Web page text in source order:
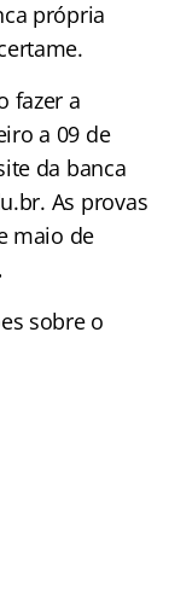
própria
fazer a
a 09 de
da banca
As provas
maio de
sobre o